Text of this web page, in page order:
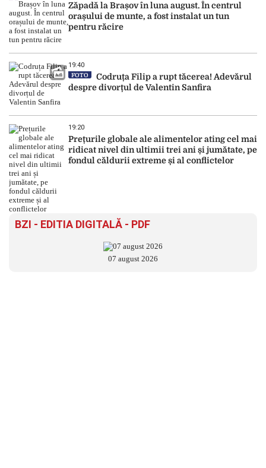
Zăpadă la Brașov în luna august. În centrul
orașului de munte, a fost instalat un tun
pentru răcire
19:40
FOTO
Codruța Filip a rupt tăcerea! Adevărul
despre divorțul de Valentin Sanfira
19:20
Prețurile globale ale alimentelor ating cel mai
ridicat nivel din ultimii trei ani și jumătate, pe
fondul căldurii extreme și al conflictelor
BZI - EDITIA DIGITALĂ - PDF
07 august 2026